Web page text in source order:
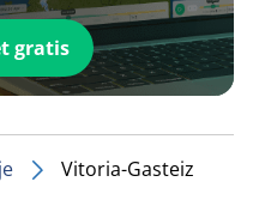
gratis
Vitoria-Gasteiz